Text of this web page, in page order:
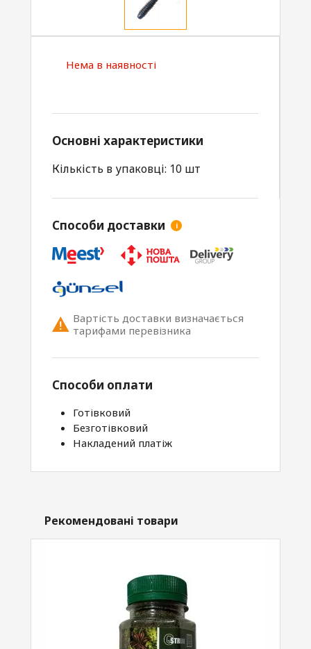
Нема в наявності
Основні характеристики
Кількість в упаковці: 10 шт
Способи доставки i
Вартість доставки визначається
тарифами перевізника
Способи оплати
Готівковий
Безготівковий
Накладений платіж
Рекомендовані товари